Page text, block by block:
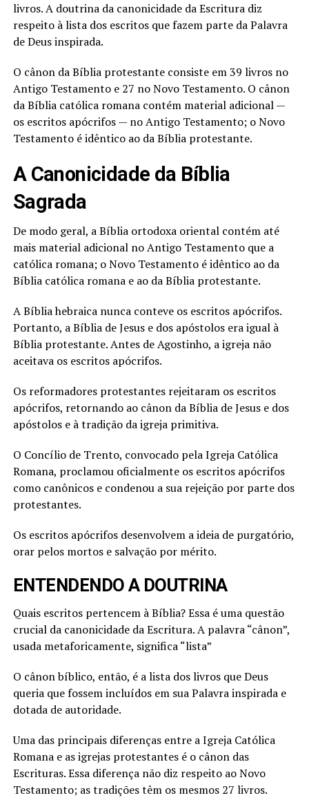
livros. A doutrina da canonicidade da Escritura diz
respeito à lista dos escritos que fazem parte da Palavra
de Deus inspirada.
O cânon da Bíblia protestante consiste em 39 livros no
Antigo Testamento e 27 no Novo Testamento. O cânon
da Bíblia católica romana contém material adicional —
os escritos apócrifos — no Antigo Testamento; o Novo
Testamento é idêntico ao da Bíblia protestante.
A Canonicidade da Bíblia
Sagrada
De modo geral, a Bíblia ortodoxa oriental contém até
mais material adicional no Antigo Testamento que a
católica romana; o Novo Testamento é idêntico ao da
Bíblia católica romana e ao da Bíblia protestante.
A Bíblia hebraica nunca conteve os escritos apócrifos.
Portanto, a Bíblia de Jesus e dos apóstolos era igual à
Bíblia protestante. Antes de Agostinho, a igreja não
aceitava os escritos apócrifos.
Os reformadores protestantes rejeitaram os escritos
apócrifos, retornando ao cânon da Bíblia de Jesus e dos
apóstolos e à tradição da igreja primitiva.
O Concílio de Trento, convocado pela Igreja Católica
Romana, proclamou oficialmente os escritos apócrifos
como canônicos e condenou a sua rejeição por parte dos
protestantes.
Os escritos apócrifos desenvolvem a ideia de purgatório,
orar pelos mortos e salvação por mérito.
ENTENDENDO A DOUTRINA
Quais escritos pertencem à Bíblia? Essa é uma questão
crucial da canonicidade da Escritura. A palavra “cânon”,
usada metaforicamente, significa “lista”
O cânon bíblico, então, é a lista dos livros que Deus
queria que fossem incluídos em sua Palavra inspirada e
dotada de autoridade.
Uma das principais diferenças entre a Igreja Católica
Romana e as igrejas protestantes é o cânon das
Escrituras. Essa diferença não diz respeito ao Novo
Testamento; as tradições têm os mesmos 27 livros.